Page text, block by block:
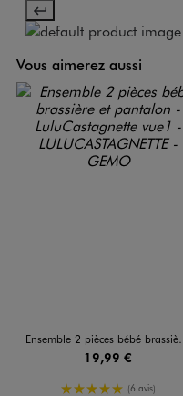
Vous aimerez aussi
Ensemble 2 pièces bébé brassière et pantalon - LuluCastagnette
19,99 €
5/5 de moyenne
(6 avis)